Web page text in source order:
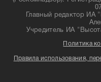
Главный редактор ИА
Учредитель ИА
Политика
Правила использования,